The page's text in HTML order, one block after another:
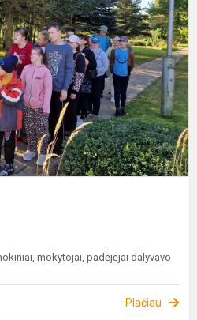
mokytojai, padėjėjai dalyvavo
Plačiau